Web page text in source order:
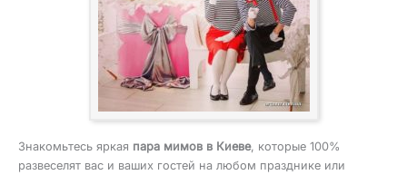
Знакомьтесь яркая пара мимов в Киеве, которые 100%
развеселят вас и ваших гостей на любом празднике или